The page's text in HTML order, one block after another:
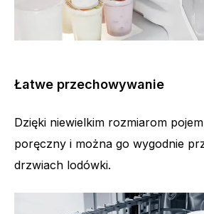
Łatwe przechowywanie
Dzięki niewielkim rozmiarom
poręczny i można go wygodnie
drzwiach lodówki.